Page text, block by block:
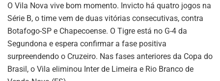
O Vila Nova vive bom momento. Invicto há quatro jogos na
Série B, o time vem de duas vitórias consecutivas, contra
Botafogo-SP e Chapecoense. O Tigre está no G-4 da
Segundona e espera confirmar a fase positiva
surpreendendo o Cruzeiro. Nas fases anteriores da Copa do
Brasil, o Vila eliminou Inter de Limeira e Rio Branco de